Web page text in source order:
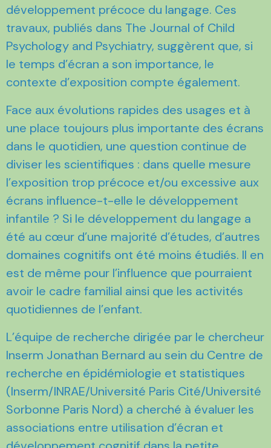
développement précoce du langage. Ces
travaux, publiés dans The Journal of Child
Psychology and Psychiatry, suggèrent que, si
le temps d’écran a son importance, le
contexte d’exposition compte également.
Face aux évolutions rapides des usages et à
une place toujours plus importante des écrans
dans le quotidien, une question continue de
diviser les scientifiques : dans quelle mesure
l’exposition trop précoce et/ou excessive aux
écrans influence-t-elle le développement
infantile ? Si le développement du langage a
été au cœur d’une majorité d’études, d’autres
domaines cognitifs ont été moins étudiés. Il en
est de même pour l’influence que pourraient
avoir le cadre familial ainsi que les activités
quotidiennes de l’enfant.
L’équipe de recherche dirigée par le chercheur
Inserm Jonathan Bernard au sein du Centre de
recherche en épidémiologie et statistiques
(Inserm/INRAE/Université Paris Cité/Université
Sorbonne Paris Nord) a cherché à évaluer les
associations entre utilisation d’écran et